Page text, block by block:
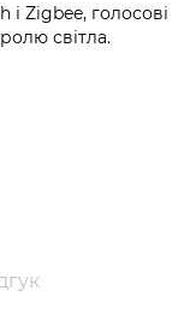
Zigbee, голосові
світла.